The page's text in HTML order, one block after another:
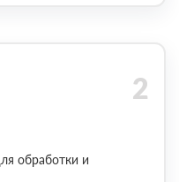
обработки и